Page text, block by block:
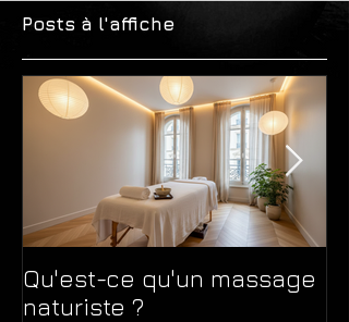
Posts à l'affiche
Qu'est-ce qu'un massage
naturiste ?